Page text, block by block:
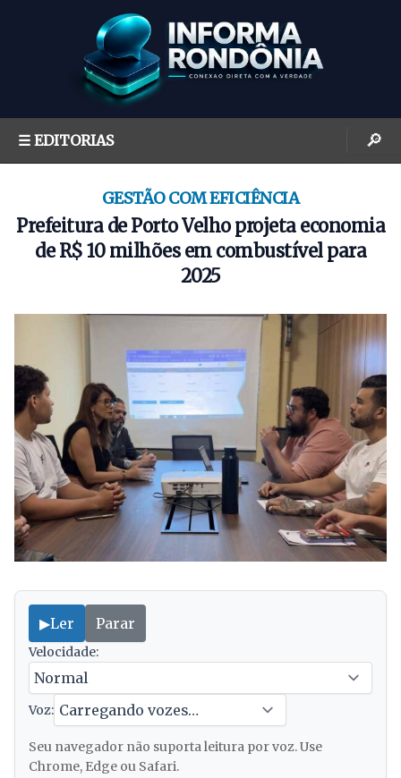
☰ EDITORIAS 🔎
GESTÃO COM EFICIÊNCIA
Prefeitura de Porto Velho projeta economia
de R$ 10 milhões em combustível para
2025
▶Ler Parar
Velocidade:
Voz:
Seu navegador não suporta leitura por voz. Use
Chrome, Edge ou Safari.